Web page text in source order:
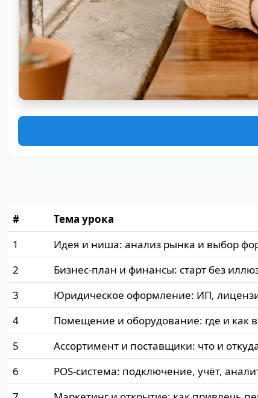
#
Тема урока
1
Идея и ниша: анализ рынка и выбор
2
Бизнес-план и финансы: старт без
3
Юридическое оформление: ИП,
4
Помещение и оборудование: где и как
5
Ассортимент и поставщики: что и
6
POS-система: подключение, учёт,